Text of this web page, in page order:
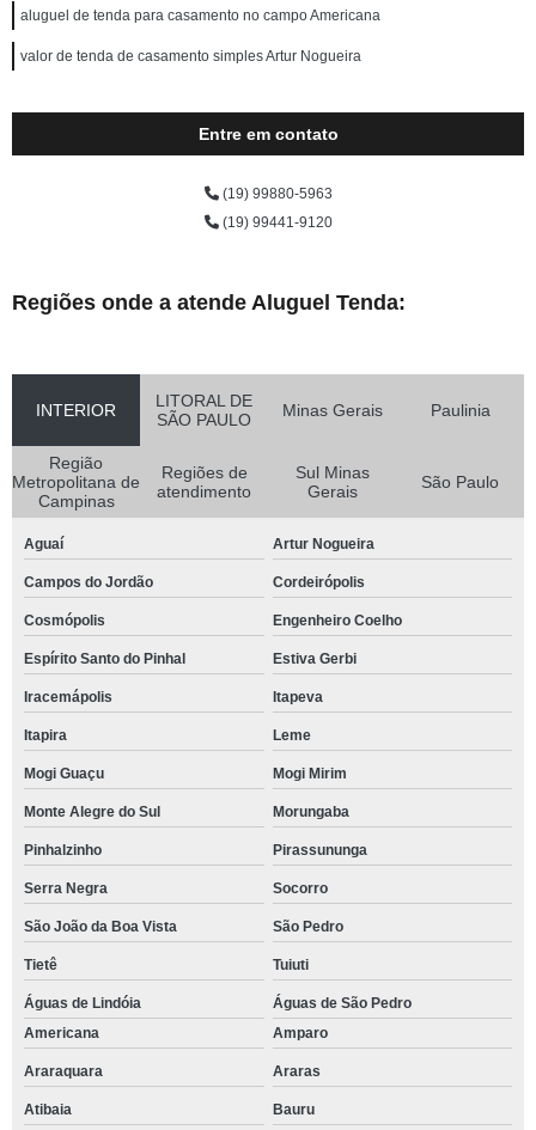
aluguel de tenda para casamento no campo Americana
valor de tenda de casamento simples Artur Nogueira
Entre em contato
(19) 99880-5963
(19) 99441-9120
Regiões onde a atende Aluguel Tenda:
INTERIOR
LITORAL DE
SÃO PAULO
Minas Gerais Paulinia
Região
Metropolitana de
Campinas
Regiões de
atendimento
Sul Minas
Gerais
São Paulo
Aguaí Artur Nogueira
Campos do Jordão Cordeirópolis
Cosmópolis Engenheiro Coelho
Espírito Santo do Pinhal Estiva Gerbi
Iracemápolis Itapeva
Itapira Leme
Mogi Guaçu Mogi Mirim
Monte Alegre do Sul Morungaba
Pinhalzinho Pirassununga
Serra Negra Socorro
São João da Boa Vista São Pedro
Tietê Tuiuti
Águas de Lindóia
Águas de São Pedro
Americana
Amparo
Araraquara Araras
Atibaia Bauru